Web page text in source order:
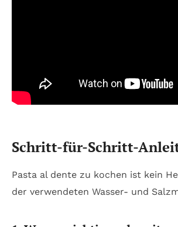
Schritt-für-Schritt-
Pasta al dente zu kochen ist kein
der verwendeten Wasser- und